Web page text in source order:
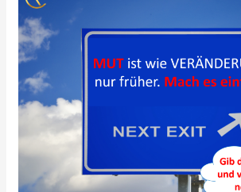
ist
wie
VERÄNDERUNG,
nur
früher